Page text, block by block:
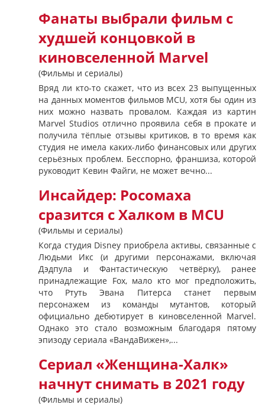
Фанаты выбрали фильм с
худшей концовкой в
киновселенной Marvel
(Фильмы и сериалы)
Вряд ли кто-то скажет, что из всех 23 выпущенных
на данных моментов фильмов MCU, хотя бы один из
них можно назвать провалом. Каждая из картин
Marvel Studios отлично проявила себя в прокате и
получила тёплые отзывы критиков, в то время как
студия не имела каких-либо финансовых или других
серьёзных проблем. Бесспорно, франшиза, которой
руководит Кевин Файги, не может вечно...
Инсайдер: Росомаха
сразится с Халком в MCU
(Фильмы и сериалы)
Когда студия Disney приобрела активы, связанные с
Людьми Икс (и другими персонажами, включая
Дэдпула и Фантастическую четвёрку), ранее
принадлежащие Fox, мало кто мог предположить,
что Ртуть Эвана Питерса станет первым
персонажем из команды мутантов, который
официально дебютирует в киновселенной Marvel.
Однако это стало возможным благодаря пятому
эпизоду сериала «ВандаВижен»,...
Сериал «Женщина-Халк»
начнут снимать в 2021 году
(Фильмы и сериалы)